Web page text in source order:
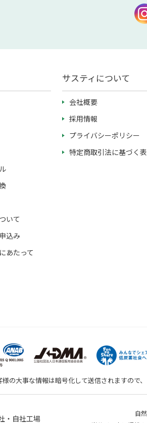
いて
込み
あたって
サスティについて
会社概要
採用情報
プライバシーポリシー
特定商取引法に基づく
の大事な情報は暗号化して送信されますので、
自社工場
自